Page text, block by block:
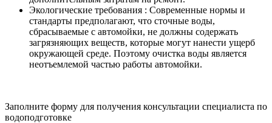
Экологические требования : Современные нормы и
стандарты предполагают, что сточные воды,
сбрасываемые с автомойки, не должны содержать
загрязняющих веществ, которые могут нанести ущерб
окружающей среде. Поэтому очистка воды является
неотъемлемой частью работы автомойки.
Заполните форму для получения консультации специалиста по
водоподготовке